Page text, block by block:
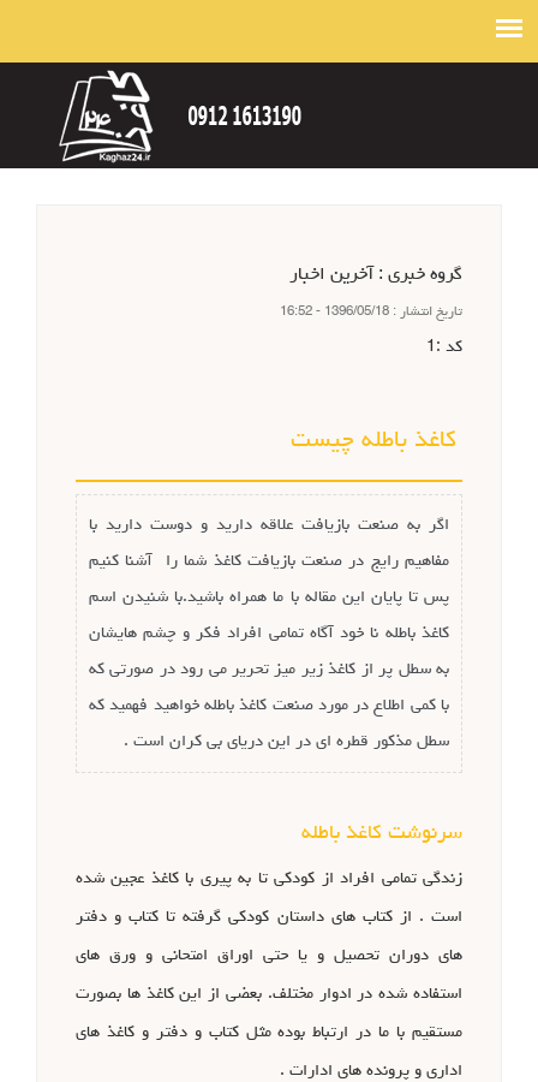
گروه خبري : آخرین اخبار
تاريخ انتشار : 1396/05/18 - 16:52
كد : 1
کاغذ باطله چیست
اگر به صنعت بازیافت علاقه دارید و دوست دارید با
مفاهیم رایج در صنعت بازیافت کاغذ شما را آشنا کنیم
پس تا پایان این مقاله با ما همراه باشید.با شنیدن اسم
کاغذ باطله نا خود آگاه تمامی افراد فکر و چشم هایشان
به سطل پر از کاغذ زیر میز تحریر می رود در صورتی که
با کمی اطلاع در مورد صنعت کاغذ باطله خواهید فهمید که
سطل مذکور قطره ای در این دریای بی کران است .
سرنوشت کاغذ باطله
زندگی تمامی افراد از کودکی تا به پیری با کاغذ عجین شده
است . از کتاب های داستان کودکی گرفته تا کتاب و دفتر
های دوران تحصیل و یا حتی اوراق امتحانی و ورق های
استفاده شده در ادوار مختلف. بعضی از این کاغذ ها بصورت
مستقیم با ما در ارتباط بوده مثل کتاب و دفتر و کاغذ های
اداری و پرونده های ادارات .